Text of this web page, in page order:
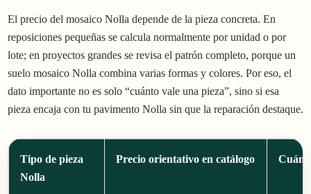
El precio del mosaico Nolla depende de la pieza concreta. En
reposiciones pequeñas se calcula normalmente por unidad o por
lote; en proyectos grandes se revisa el patrón completo, porque un
suelo mosaico Nolla combina varias formas y colores. Por eso, el
dato importante no es solo “cuánto vale una pieza”, sino si esa
pieza encaja con tu pavimento Nolla sin que la reparación destaque.
Tipo de pieza
Nolla
Precio orientativo en catálogo